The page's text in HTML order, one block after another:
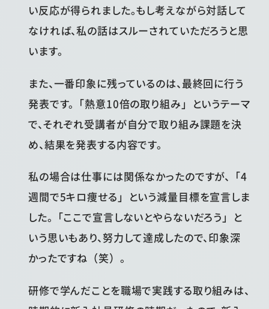
い反応が得られました。もし考えながら対話して
なければ、私の話はスルーされていただろうと思
います。
また、一番印象に残っているのは、最終回に行う
発表です。「熱意10倍の取り組み」というテーマ
で、それぞれ受講者が自分で取り組み課題を決
め、結果を発表する内容です。
私の場合は仕事には関係なかったのですが、「4
週間で5キロ痩せる」という減量目標を宣言しま
した。「ここで宣言しないとやらないだろう」と
いう思いもあり、努力して達成したので、印象深
かったですね（笑）。
研修で学んだことを職場で実践する取り組みは、